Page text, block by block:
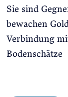
Sie sind
bewachen
Verbindung
Bodenschätze